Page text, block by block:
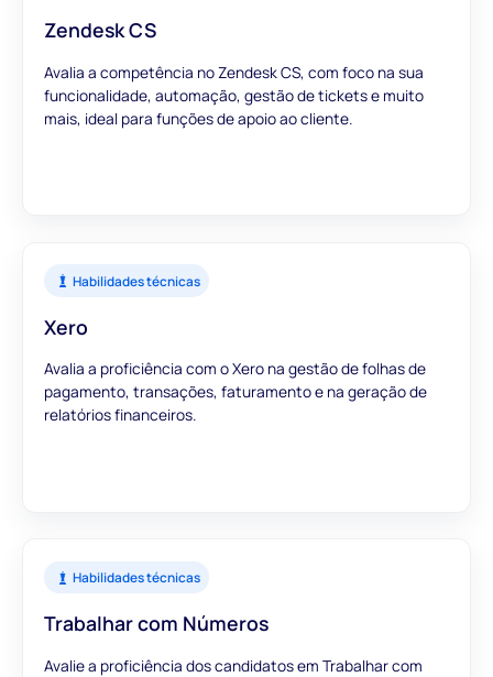
Zendesk CS
Avalia a competência no Zendesk CS, com foco na sua
funcionalidade, automação, gestão de tickets e muito
mais, ideal para funções de apoio ao cliente.
Habilidades técnicas
Xero
Avalia a proficiência com o Xero na gestão de folhas de
pagamento, transações, faturamento e na geração de
relatórios financeiros.
Habilidades técnicas
Trabalhar com Números
Avalie a proficiência dos candidatos em Trabalhar com